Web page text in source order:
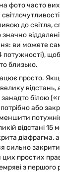
фото часто
до світла,
ви можете
близько.
просто.
відстань,
занадто білою
або
відстані 15
діафрагма, а
сильно
цих простих
з першого